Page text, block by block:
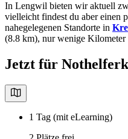
In Lengwil bieten wir aktuell
vielleicht findest du aber einen
nahegelegenen Standorte in
(8.8 km), nur wenige
Jetzt für
1 Tag (mit eLearning)